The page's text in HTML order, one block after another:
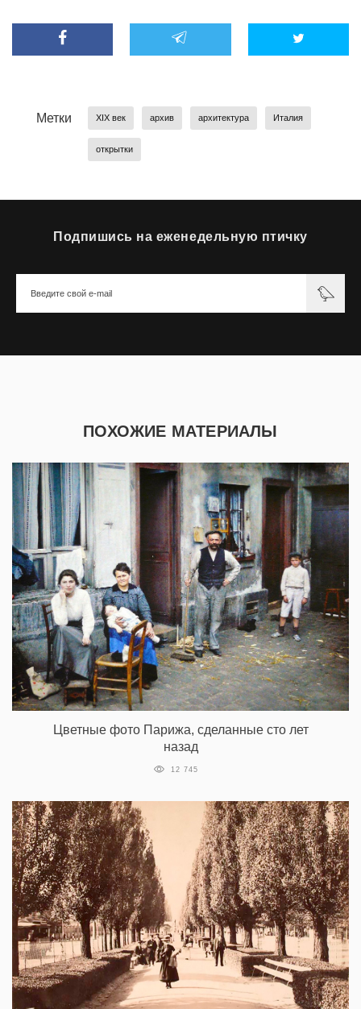
Метки XIX век архив архитектура Италия
открытки
Подпишись на еженедельную птичку
ПОХОЖИЕ МАТЕРИАЛЫ
Цветные фото Парижа, сделанные сто лет
назад
12 745